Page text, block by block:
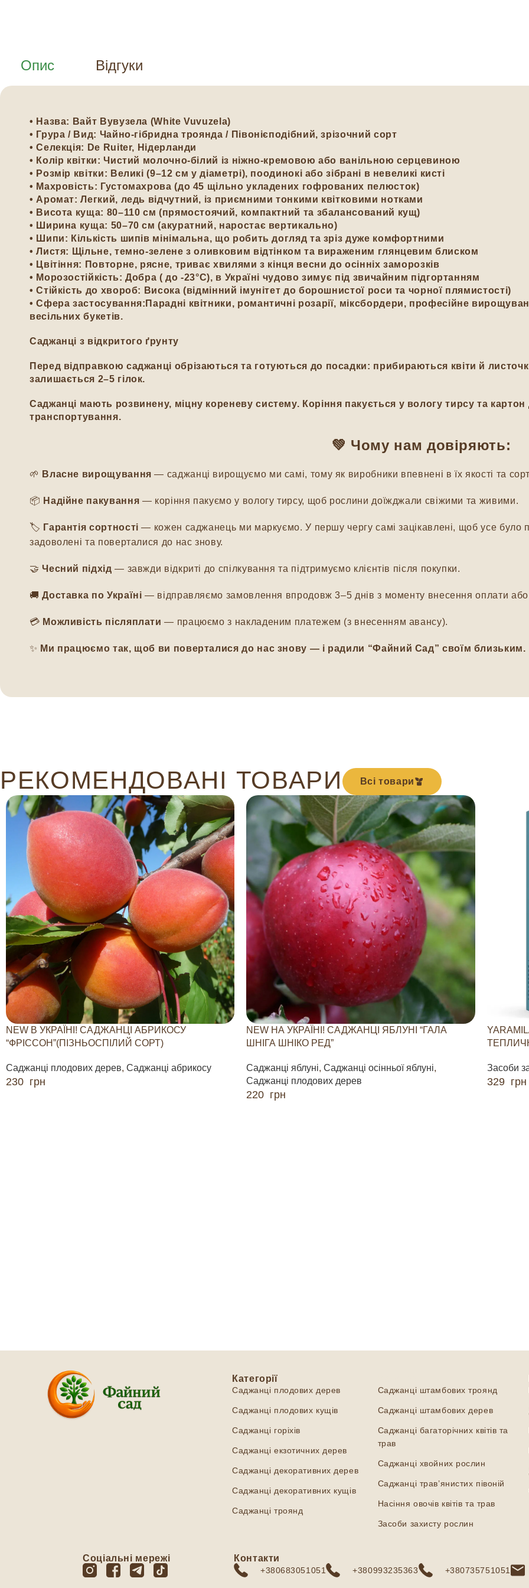
Опис Відгуки
• Назва: Вайт Вувузела (White Vuvuzela)
• Грура / Вид: Чайно-гібридна троянда / Півонієподібний, зрізочний сорт
•Селекція: De Ruiter, Нідерланди
• Колір квітки: Чистий молочно-білий із ніжно-кремовою або ванільною серцевиною
• Розмір квітки: Великі (9–12 см у діаметрі), поодинокі або зібрані в невеликі кисті
• Махровість: Густомахрова (до 45 щільно укладених гофрованих пелюсток)
• Аромат: Легкий, ледь відчутний, із приємними тонкими квітковими нотками
• Висота куща: 80–110 см (прямостоячий, компактний та збалансований кущ)
• Ширина куща: 50–70 см (акуратний, наростає вертикально)
• Шипи: Кількість шипів мінімальна, що робить догляд та зріз дуже комфортними
•Листя: Щільне, темно-зелене з оливковим відтінком та вираженим глянцевим блиском
• Цвітіння: Повторне, рясне, триває хвилями з кінця весни до осінніх заморозків
• Морозостійкість: Добра ( до -23°C), в Україні чудово зимує під звичайним підгортанням
•Стійкість до хвороб: Висока (відмінний імунітет до борошнистої роси та чорної плямистості)
•Сфера застосування: Парадні квітники, романтичні розарії, міксбордери, професійне
весільних букетів.
Саджанці з відкритого ґрунту
Перед відправкою саджанці обрізаються та готуються до посадки: прибираються квіти й
залишається 2–5 гілок.
Саджанці мають розвинену, міцну кореневу систему. Коріння пакується у вологу тирсу та картон
транспортування.
💚 Чому нам довіряють:
🌱 Власне вирощування — саджанці вирощуємо ми самі, тому як виробники впевнені в їх якості та
📦 Надійне пакування — коріння пакуємо у вологу тирсу, щоб рослини доїжджали свіжими та живими.
🏷️ Гарантія сортності — кожен саджанець ми маркуємо. У першу чергу самі зацікавлені, щоб усе було
задоволені та поверталися до нас знову.
🤝Чесний підхід — завжди відкриті до спілкування та підтримуємо клієнтів після покупки.
🚚Доставка по Україні — відправляємо замовлення впродовж 3–5 днів з моменту внесення оплати або
💳 Можливість післяплати — працюємо з накладеним платежем (з внесенням авансу).
✨ Ми працюємо так, щоб ви поверталися до нас знову — і радили “Файний Сад” своїм близьким.
РЕКОМЕНДОВАНІ ТОВАРИ Всі товари
NEW В УКРАЇНІ! САДЖАНЦІ АБРИКОСУ
“ФРІССОН”(ПІЗНЬОСПІЛИЙ СОРТ)
Саджанці плодових дерев, Саджанці абрикосу
230 грн
NEW НА УКРАЇНІ! САДЖАНЦІ ЯБЛУНІ “ГАЛА
ШНІГА ШНІКО РЕД”
Саджанці яблуні, Саджанці осінньої яблуні,
Саджанці плодових дерев
220 грн
Засоби
329 грн
Категорії
Саджанці плодових дерев
Саджанці плодових кущів
Саджанці горіхів
Саджанці екзотичних дерев
Саджанці декоративних дерев
Саджанці декоративних кущів
Саджанці троянд
Саджанці штамбових троянд
Саджанці штамбових дерев
Саджанці багаторічних квітів та
трав
Саджанці хвойних рослин
Саджанці трав’янистих півоній
Насіння овочів квітів та трав
Засоби захисту рослин
Соціальні мережі Контакти
+380683051051 +380993235363 +380735751051